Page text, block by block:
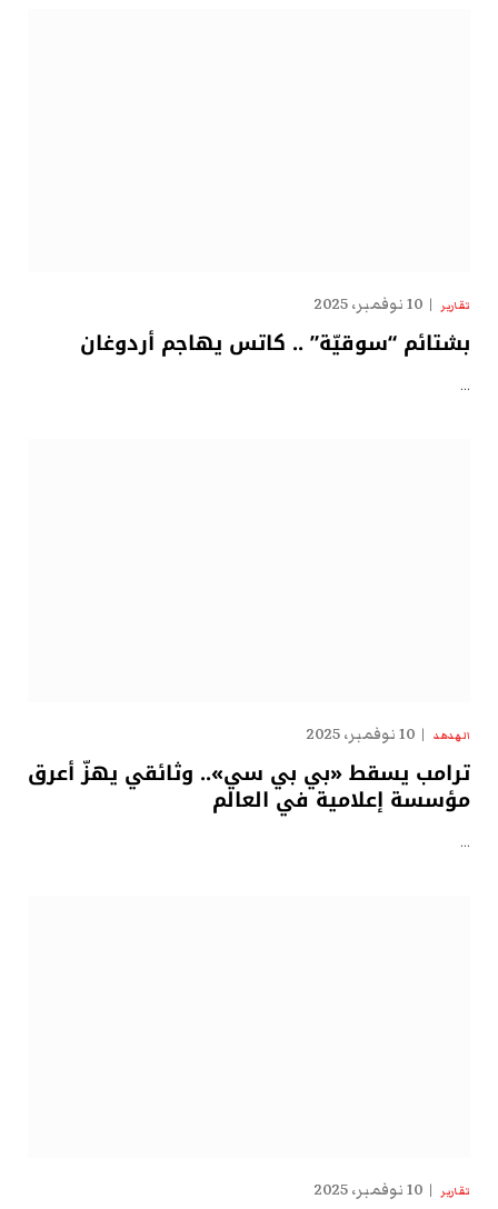
تقارير 10 نوفمبر، 2025
بشتائم “سوقيّة” .. كاتس يهاجم أردوغان
…
الهدهد 10 نوفمبر، 2025
ترامب يسقط «بي بي سي».. وثائقي يهزّ أعرق
مؤسسة إعلامية في العالم
…
تقارير 10 نوفمبر، 2025